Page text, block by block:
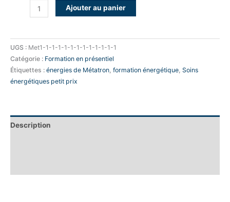
Ajouter au panier
UGS : Met1-1-1-1-1-1-1-1-1-1-1-1-1
Catégorie : Formation en présentiel
Étiquettes : énergies de Métatron, formation énergétique, Soins
énergétiques petit prix
Description